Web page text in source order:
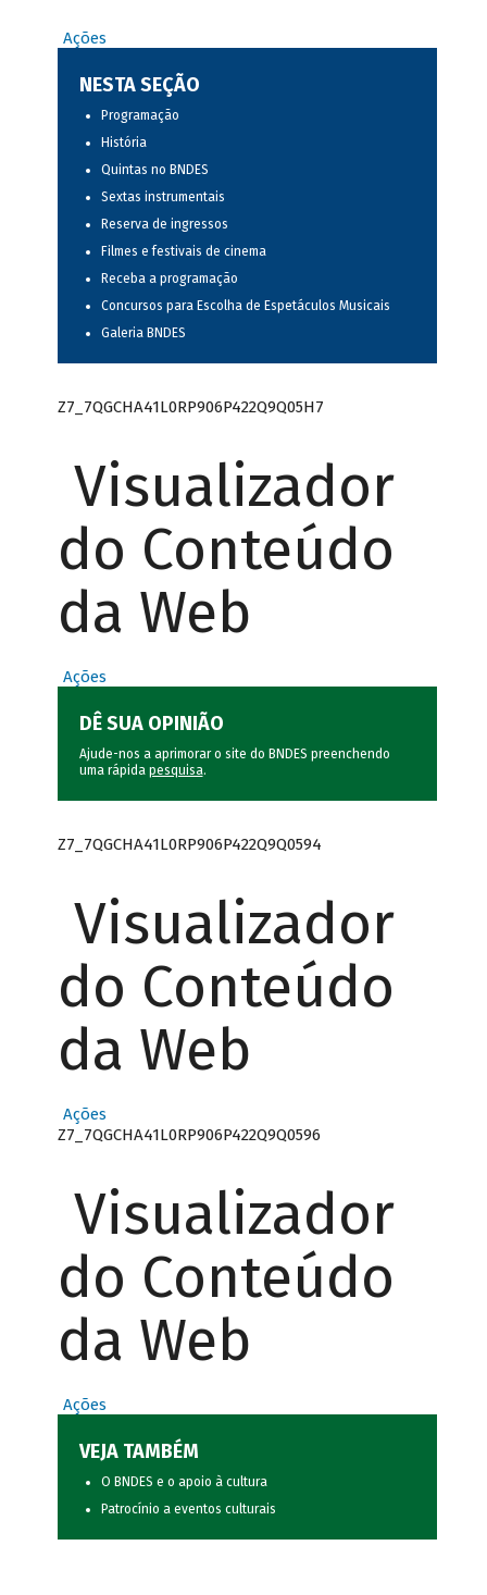
Ações
NESTA SEÇÃO
Programação
História
Quintas no BNDES
Sextas instrumentais
Reserva de ingressos
Filmes e festivais de cinema
Receba a programação
Concursos para Escolha de Espetáculos Musicais
Galeria BNDES
Z7_7QGCHA41L0RP906P422Q9Q05H7
Visualizador
do Conteúdo
da Web
Ações
DÊ SUA OPINIÃO
Ajude-nos a aprimorar o site do BNDES preenchendo
uma rápida pesquisa.
Z7_7QGCHA41L0RP906P422Q9Q0594
Visualizador
do Conteúdo
da Web
Ações
Z7_7QGCHA41L0RP906P422Q9Q0596
Visualizador
do Conteúdo
da Web
Ações
VEJA TAMBÉM
O BNDES e o apoio à cultura
Patrocínio a eventos culturais